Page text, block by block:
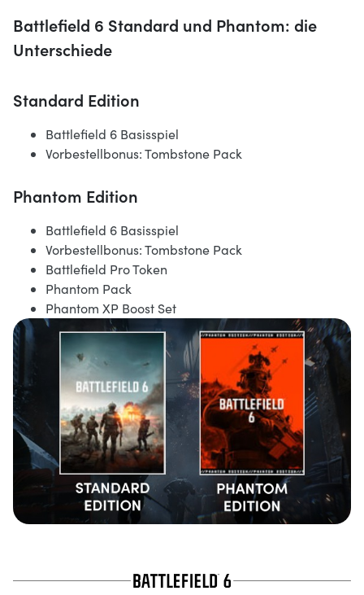
Battlefield 6 Standard und Phantom: die
Unterschiede
Standard Edition
Battlefield 6 Basisspiel
Vorbestellbonus: Tombstone Pack
Phantom Edition
Battlefield 6 Basisspiel
Vorbestellbonus: Tombstone Pack
Battlefield Pro Token
Phantom Pack
Phantom XP Boost Set